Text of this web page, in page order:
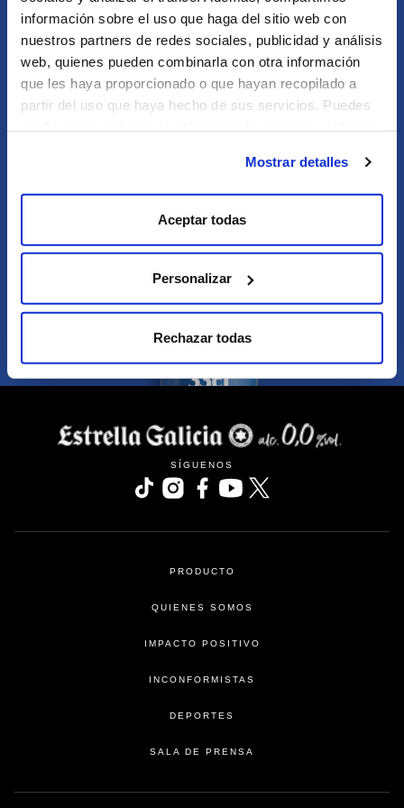
información sobre el uso que haga del sitio web con
nuestros partners de redes sociales, publicidad y análisis
web, quienes pueden combinarla con otra información
que les haya proporcionado o que hayan recopilado a
partir del uso que haya hecho de sus servicios. Puedes
Mostrar detalles
Aceptar todas
Personalizar
Rechazar todas
Entérate antes que nadie de nuestros nuevos
productos, eventos, experiencias y mucho más
Tu dirección e-mail*
SÍGUENOS
PRODUCTO
QUIENES SOMOS
IMPACTO POSITIVO
INCONFORMISTAS
DEPORTES
SALA DE PRENSA